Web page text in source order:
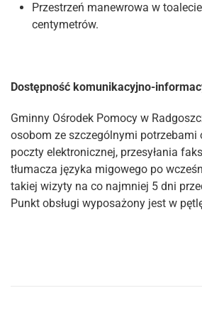
Przestrzeń manewrowa w
centymetrów.
Dostępność komunikacyjno-
Gminny Ośrodek Pomocy w
osobom ze szczególnymi potrzebami
poczty elektronicznej, przesyłania
tłumacza języka migowego po
takiej wizyty na co najmniej 5 dni
Punkt obsługi wyposażony jest w